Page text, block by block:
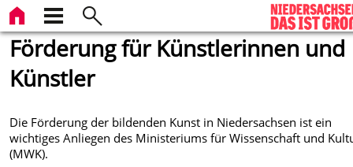
Förderung für Künstlerinnen und
Künstler
Die Förderung der bildenden Kunst in Niedersachsen ist ein
wichtiges Anliegen des Ministeriums für Wissenschaft und
(MWK).